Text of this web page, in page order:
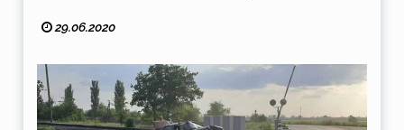
29.06.2020